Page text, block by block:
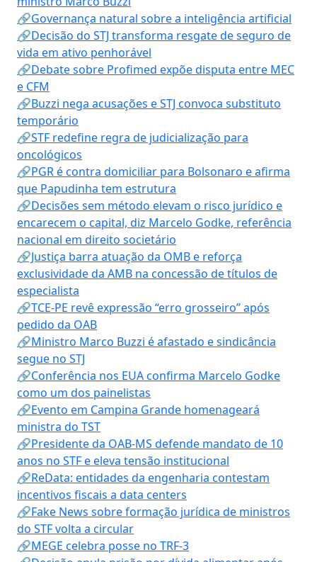
🔗Governança natural sobre a inteligência artificial
🔗Decisão do STJ transforma resgate de seguro de
vida em ativo penhorável
🔗Debate sobre Profimed expõe disputa entre MEC
e CFM
🔗Buzzi nega acusações e STJ convoca substituto
temporário
🔗STF redefine regra de judicialização para
oncológicos
🔗PGR é contra domiciliar para Bolsonaro e afirma
que Papudinha tem estrutura
🔗Decisões sem método elevam o risco jurídico e
encarecem o capital, diz Marcelo Godke, referência
nacional em direito societário
🔗Justiça barra atuação da OMB e reforça
exclusividade da AMB na concessão de títulos de
especialista
🔗TCE-PE revê expressão “erro grosseiro” após
pedido da OAB
🔗Ministro Marco Buzzi é afastado e sindicância
segue no STJ
🔗Conferência nos EUA confirma Marcelo Godke
como um dos painelistas
🔗Evento em Campina Grande homenageará
ministra do TST
🔗Presidente da OAB-MS defende mandato de 10
anos no STF e eleva tensão institucional
🔗ReData: entidades da engenharia contestam
incentivos fiscais a data centers
🔗Fake News sobre formação jurídica de ministros
do STF volta a circular
🔗MEGE celebra posse no TRF-3